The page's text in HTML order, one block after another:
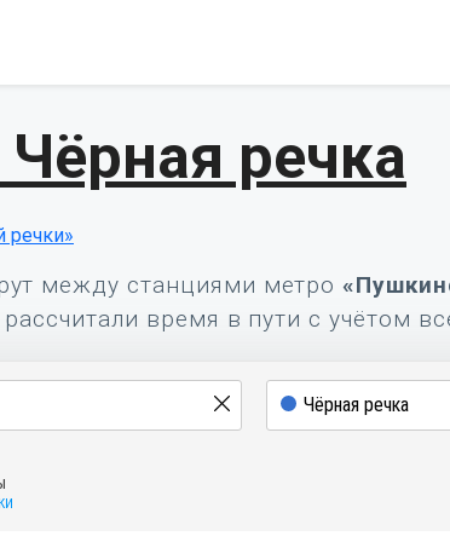
речка
речки»
между станциями метро
время в пути с учётом